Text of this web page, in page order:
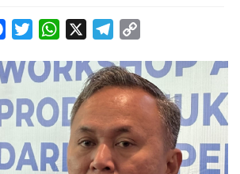
FacebookTwitterWhatsApp Telegram